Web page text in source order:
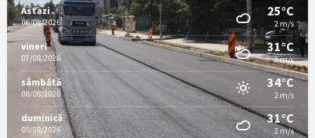
Astazi
06/08/2026
25°C
2 m/s
vineri
07/08/2026
31°C
3 m/s
sâmbătă
08/08/2026
34°C
2 m/s
duminică
09/08/2026
31°C
2 m/s